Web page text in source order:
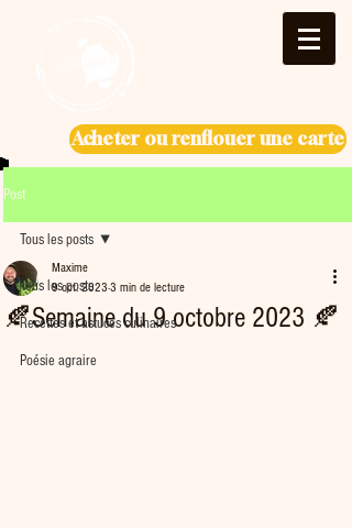
Acheter ou renflouer une carte
Post
Tous les posts
Recettes et astuces culinaires
Poésie agraire
Tous les posts
🍂Semaine du 9 octobre 2023 🍂
Maxime
9 oct. 2023 3 min de lecture